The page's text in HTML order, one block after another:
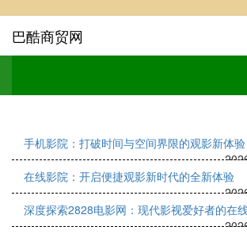
巴酷商贸网
手机影院：打破时间与空间界限的观影新体验
在线影院：开启便捷观影新时代的全新体验
深度探索2828电影网：现代影视爱好者的在